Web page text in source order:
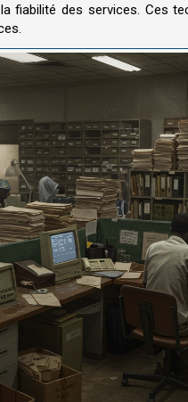
fiabilité des services. Ces